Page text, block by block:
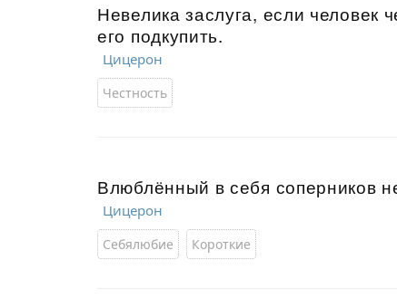
Невелика заслуга, если человек
его подкупить.
Цицерон
Честность
Влюблённый в себя соперников
Цицерон
Себялюбие Короткие